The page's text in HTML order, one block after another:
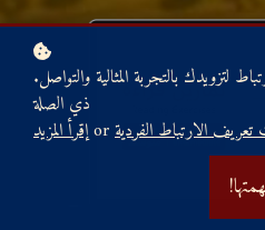
.نحن نستخدم ملفات تعريف الارتباط لتزويدك بالتجربة المثالية والتواصل
ذي الصلة
إقرأ المزيدorالارتباط الفردية